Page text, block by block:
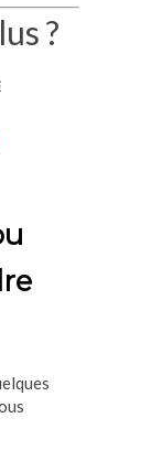
?